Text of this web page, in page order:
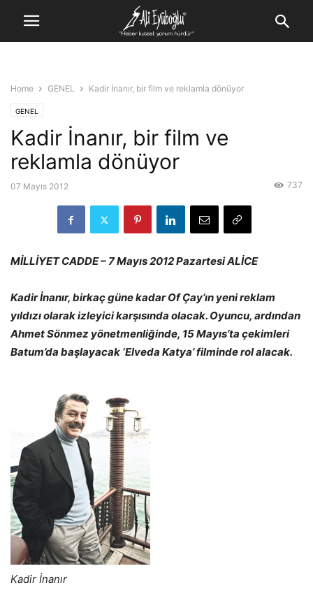
Home GENEL Kadir İnanır, bir film ve reklamla dönüyor
GENEL
Kadir İnanır, bir film ve
reklamla dönüyor
07 Mayıs 2012 737
MİLLİYET CADDE – 7 Mayıs 2012 Pazartesi ALİCE
Kadir İnanır, birkaç güne kadar Of Çay’ın yeni reklam
yıldızı olarak izleyici karşısında olacak. Oyuncu, ardından
Ahmet Sönmez yönetmenliğinde, 15 Mayıs’ta çekimleri
Batum’da başlayacak ‘Elveda Katya’ filminde rol alacak.
Kadir İnanır